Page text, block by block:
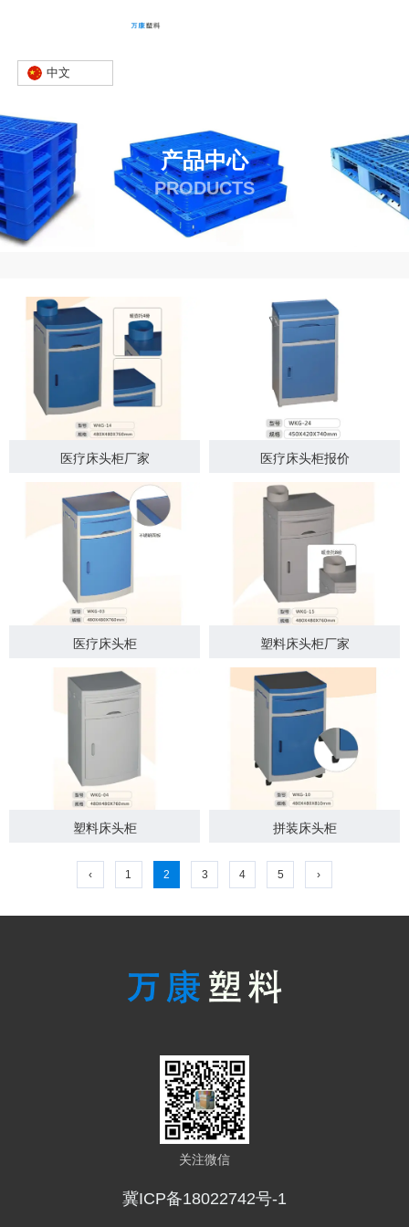
中文
产品中心
PRODUCTS
医疗床头柜厂家 医疗床头柜报价
医疗床头柜 塑料床头柜厂家
塑料床头柜 拼装床头柜
‹ 1 2 3 4 5 ›
关注微信
冀ICP备18022742号-1